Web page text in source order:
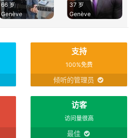
66 岁
Genève
37 岁
Genève
支持
100%免费
倾听的管理员
访客
访问量很高
最佳